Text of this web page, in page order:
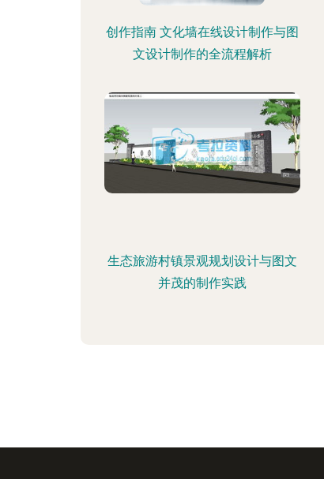
创作指南 文化墙在线设计制作与图
文设计制作的全流程解析
生态旅游村镇景观规划设计与图文
并茂的制作实践